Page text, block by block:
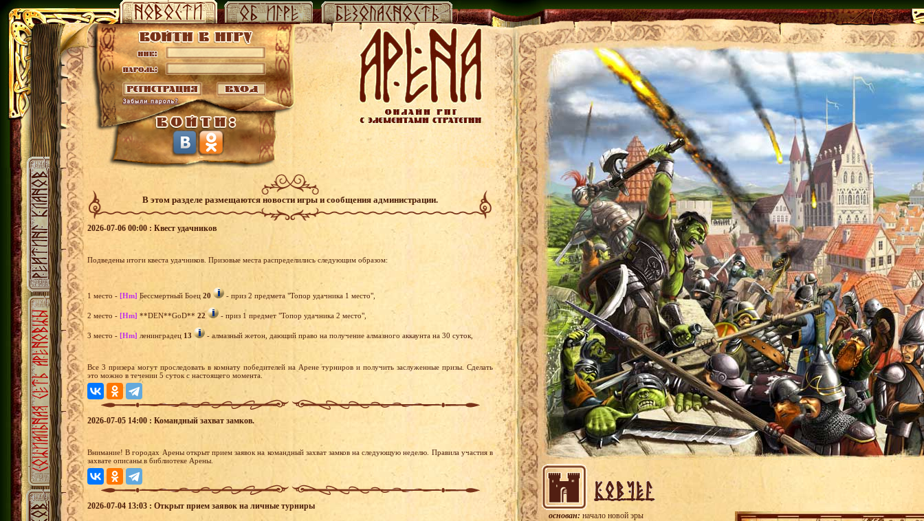
В этом разделе размещаются новости игры и сообщения администрации.
2026-07-06 00:00 : Квест удачников
Подведены итоги квеста удачников. Призовые места распределились следующим образом:
1 место - [Hm] Бессмертный Боец 20 - приз 2 предмета "Топор удачника 1 место",
2 место - [Hm] **DEN**GoD** 22 - приз 1 предмет "Топор удачника 2 место",
3 место - [Hm] ленинградец 13 - алмазный жетон, дающий право на получение алмазного аккаунта на 30 суток,
Все 3 призера могут проследовать в комнату победителей на Арене турниров и получить заслуженные призы. Сделать
это можно в течении 5 суток с настоящего момента.
2026-07-05 14:00 : Командный захват замков.
Внимание! В городах Арены открыт прием заявок на командный захват замков на следующую неделю. Правила участия в
захвате описаны в библиотеке Арены.
2026-07-04 13:03 : Открыт прием заявок на личные турниры
основан: начало новой эры